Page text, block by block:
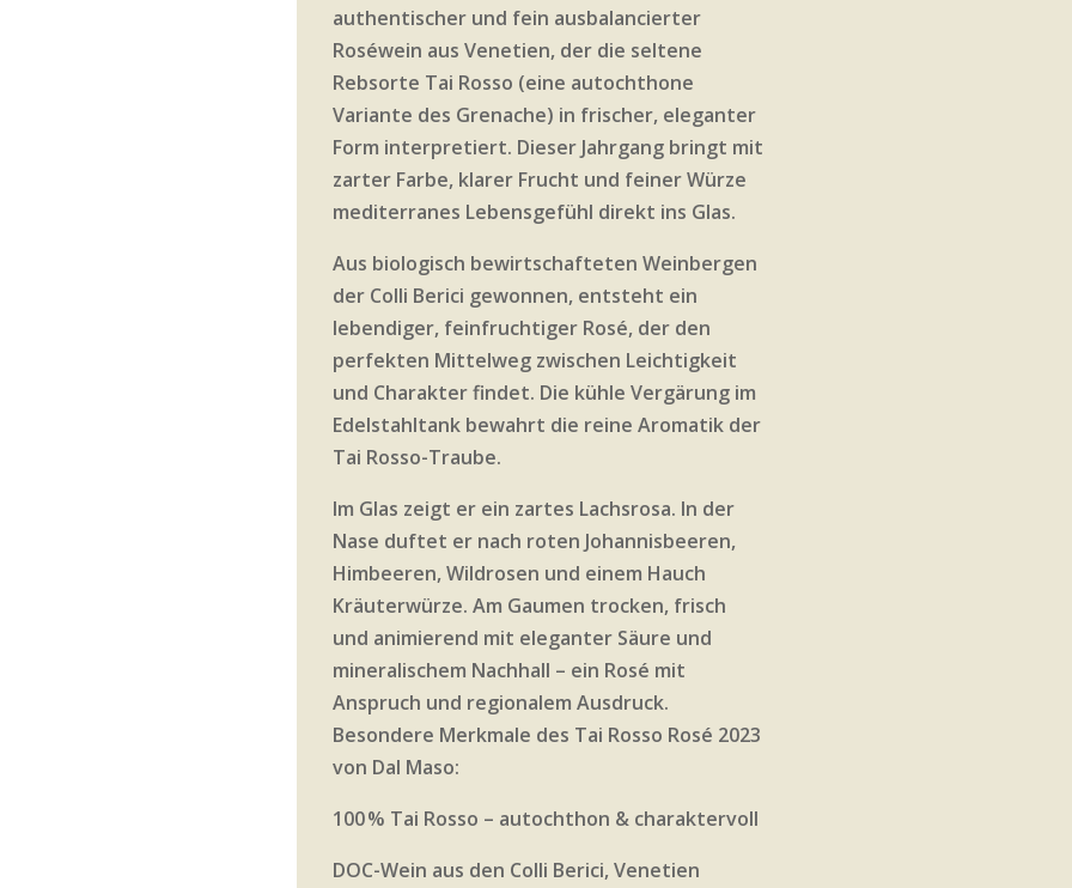
authentischer und fein ausbalancierter
Roséwein aus Venetien, der die seltene
Rebsorte Tai Rosso (eine autochthone
Variante des Grenache) in frischer, eleganter
Form interpretiert. Dieser Jahrgang bringt mit
zarter Farbe, klarer Frucht und feiner Würze
mediterranes Lebensgefühl direkt ins Glas.
Aus biologisch bewirtschafteten Weinbergen
der Colli Berici gewonnen, entsteht ein
lebendiger, feinfruchtiger Rosé, der den
perfekten Mittelweg zwischen Leichtigkeit
und Charakter findet. Die kühle Vergärung im
Edelstahltank bewahrt die reine Aromatik der
Tai Rosso-Traube.
Im Glas zeigt er ein zartes Lachsrosa. In der
Nase duftet er nach roten Johannisbeeren,
Himbeeren, Wildrosen und einem Hauch
Kräuterwürze. Am Gaumen trocken, frisch
und animierend mit eleganter Säure und
mineralischem Nachhall – ein Rosé mit
Anspruch und regionalem Ausdruck.
Besondere Merkmale des Tai Rosso Rosé 2023
von Dal Maso:
100 % Tai Rosso – autochthon & charaktervoll
DOC-Wein aus den Colli Berici, Venetien